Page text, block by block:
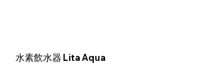
水素飲水器 Lita Aqua